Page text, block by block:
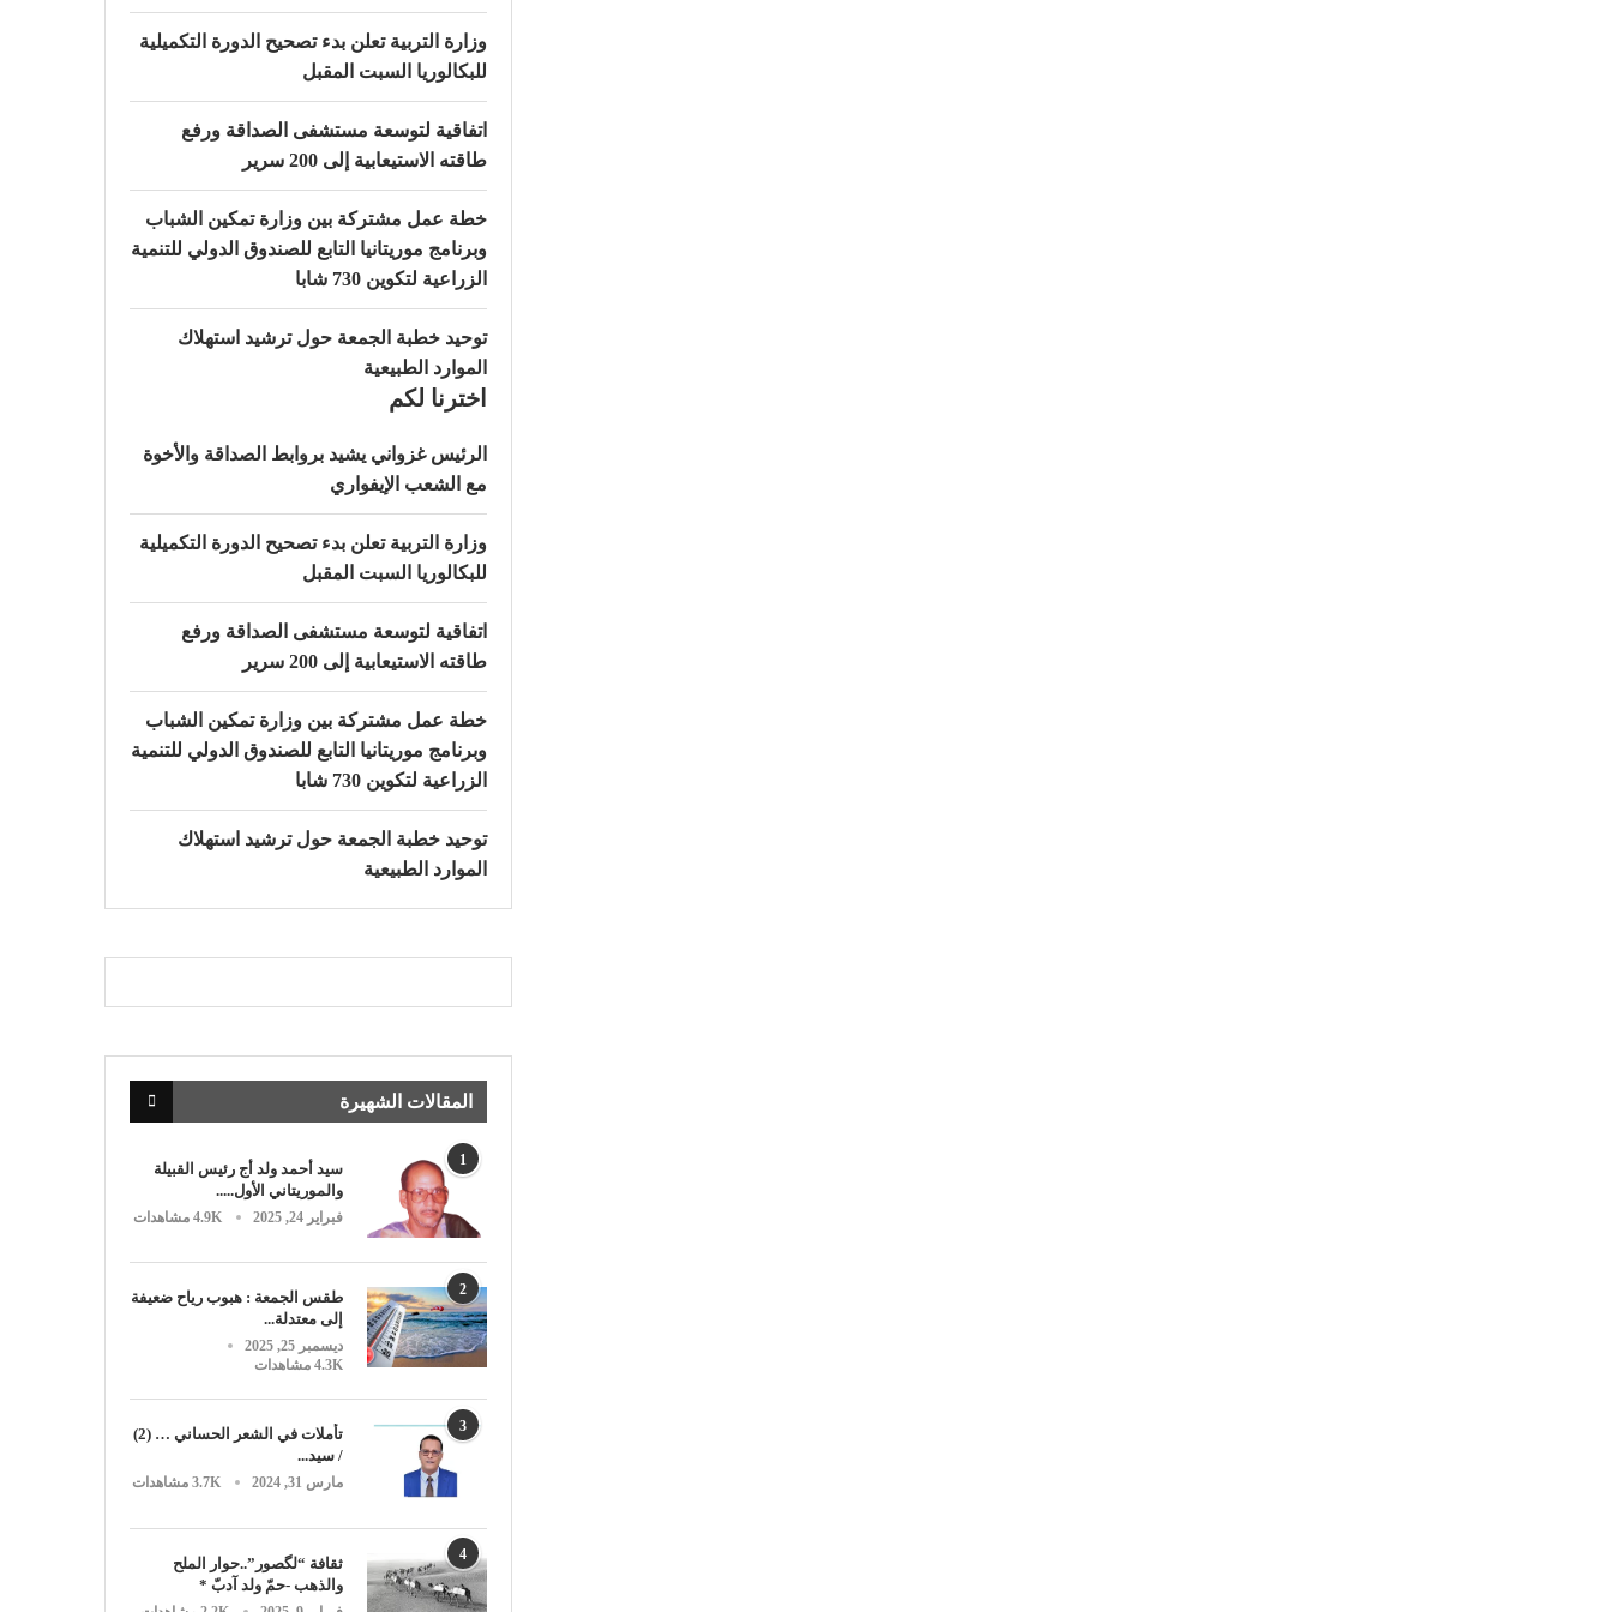
وزارة التربية تعلن بدء تصحيح الدورة التكميلية
للبكالوريا السبت المقبل
اتفاقية لتوسعة مستشفى الصداقة ورفع
طاقته الاستيعابية إلى 200 سرير
خطة عمل مشتركة بين وزارة تمكين الشباب
وبرنامج موريتانيا التابع للصندوق الدولي للتنمية
الزراعية لتكوين 730 شابا
توحيد خطبة الجمعة حول ترشيد استهلاك
الموارد الطبيعية
اخترنا لكم
الرئيس غزواني يشيد بروابط الصداقة والأخوة
مع الشعب الإيفواري
وزارة التربية تعلن بدء تصحيح الدورة التكميلية
للبكالوريا السبت المقبل
اتفاقية لتوسعة مستشفى الصداقة ورفع
طاقته الاستيعابية إلى 200 سرير
خطة عمل مشتركة بين وزارة تمكين الشباب
وبرنامج موريتانيا التابع للصندوق الدولي للتنمية
الزراعية لتكوين 730 شابا
توحيد خطبة الجمعة حول ترشيد استهلاك
الموارد الطبيعية
المقالات الشهيرة
1
سيد أحمد ولد أج رئيس القبيلة
والموريتاني الأول.....
فبراير 24, 2025 4.9K مشاهدات
2
طقس الجمعة : هبوب رياح ضعيفة
إلى معتدلة...
ديسمبر 25, 2025
4.3K مشاهدات
3
تأملات في الشعر الحساني … (2)
/ سيد...
مارس 31, 2024 3.7K مشاهدات
4
ثقافة “لگصور”..حوار الملح
والذهب -حمّ ولد آدبّ *